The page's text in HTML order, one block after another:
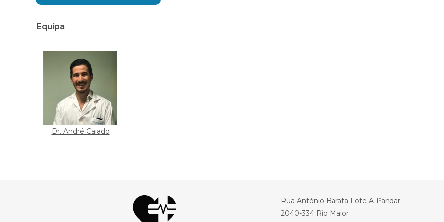
Equipa
Dr. André Caiado
Rua António Barata Lote A 1ºandar
2040-334 Rio Maior